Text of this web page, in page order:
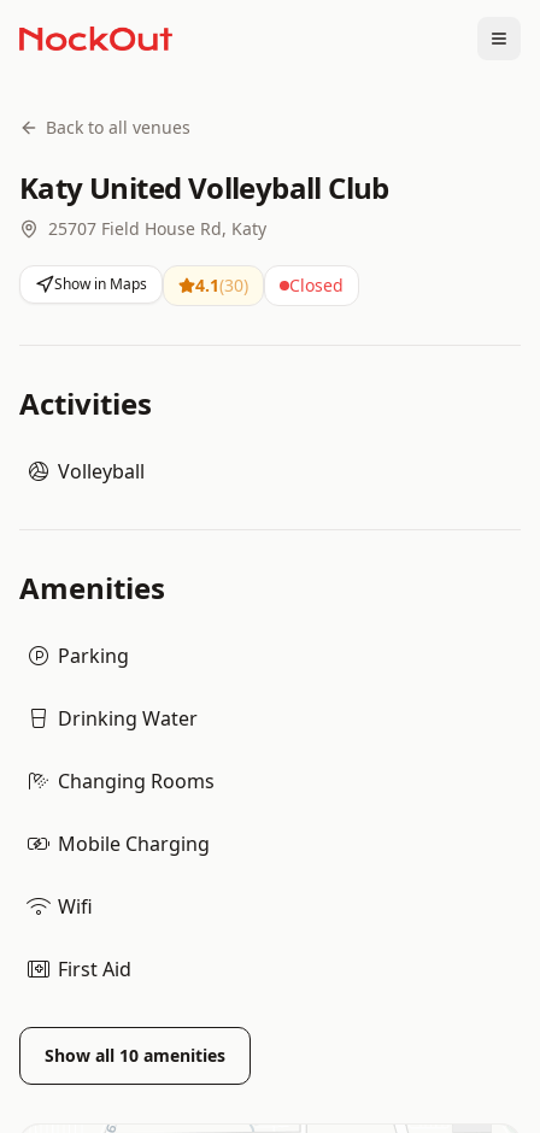
Back to all venues
Katy United Volleyball Club
25707 Field House Rd, Katy
Show in Maps 4.1(30) Closed
Activities
Volleyball
Amenities
Parking
Drinking Water
Changing Rooms
Mobile Charging
Wifi
First Aid
Show all 10 amenities